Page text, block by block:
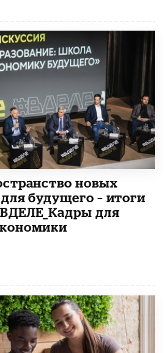
новых
будущего – итоги
для